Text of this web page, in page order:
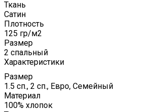
Ткань
Сатин
Плотность
125 гр/м2
Размер
2 спальный
Характеристики
Размер
1.5 сп., 2 сп., Евро, Семейный
Материал
100% хлопок